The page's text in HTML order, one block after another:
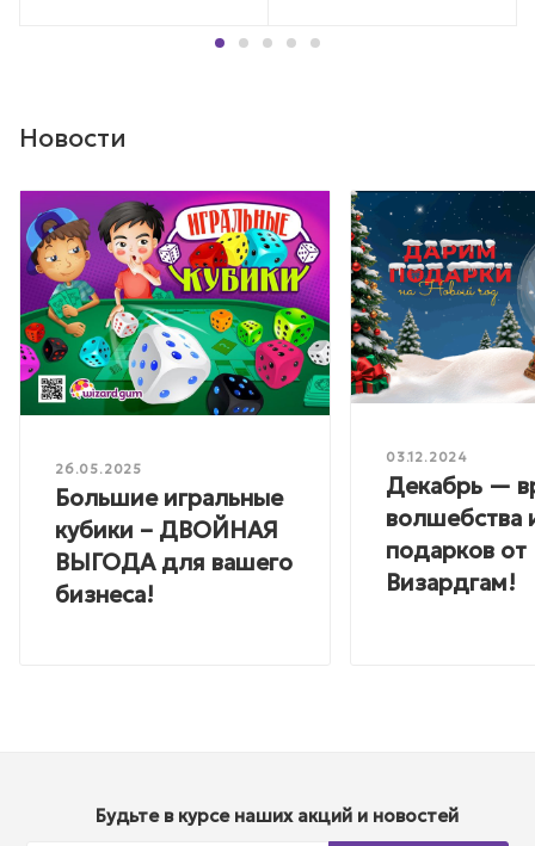
Новости
26.05.2025
Большие игральные
кубики – ДВОЙНАЯ
ВЫГОДА для вашего
бизнеса!
03.12.2024
Декабрь —
волшебства
подарков от
Визардгам!
Будьте в курсе наших акций и новостей